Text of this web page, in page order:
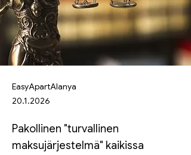
EasyApartAlanya
20.1.2026
Pakollinen "turvallinen
maksujärjestelmä" kaikissa